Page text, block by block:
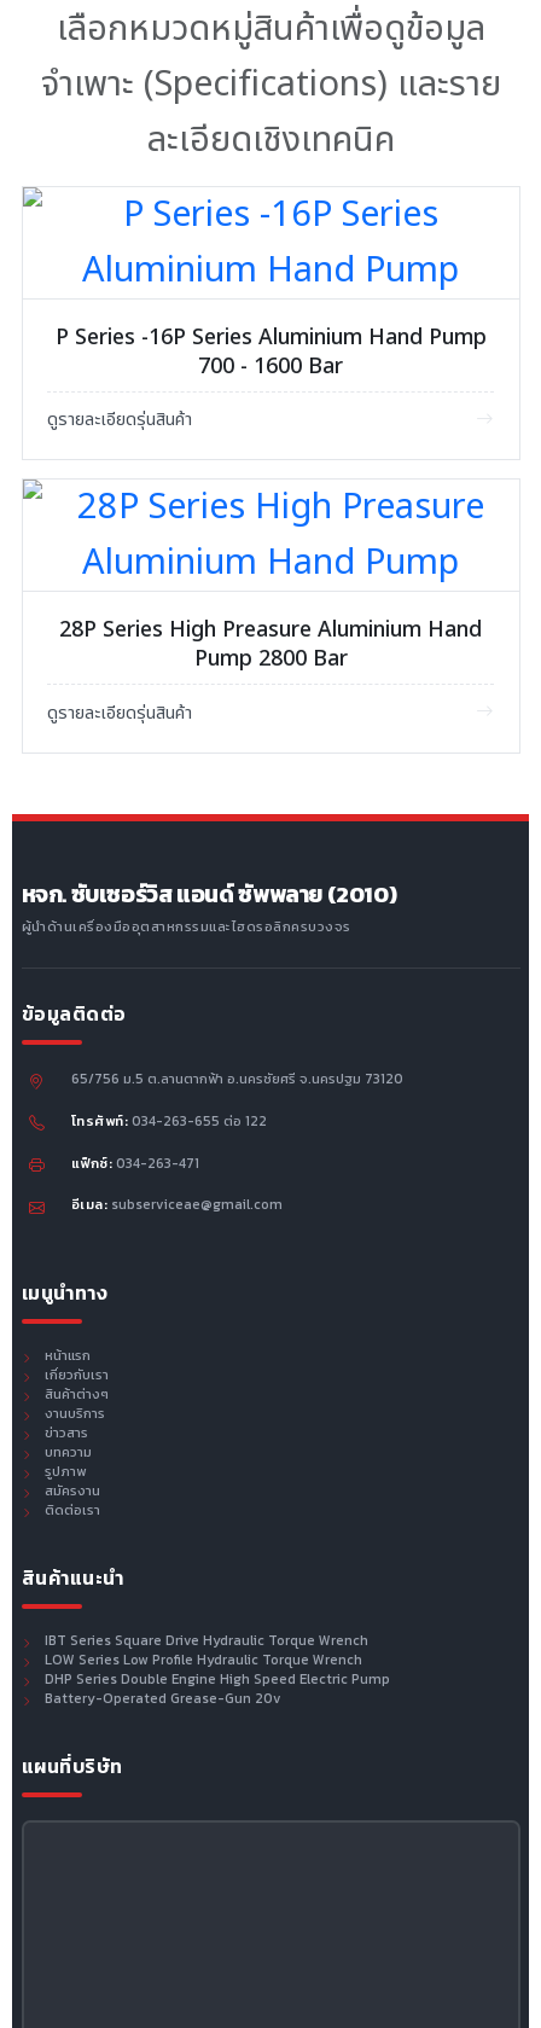
เลือกหมวดหมู่สินค้าเพื่อดูข้อมูล
จำเพาะ (Specifications) และราย
ละเอียดเชิงเทคนิค
P Series -16P Series Aluminium Hand Pump
700 - 1600 Bar
ดูรายละเอียดรุ่นสินค้า
28P Series High Preasure Aluminium Hand
Pump 2800 Bar
ดูรายละเอียดรุ่นสินค้า
หจก. ซับเซอร์วิส แอนด์ ซัพพลาย (2010)
ผู้นำด้านเครื่องมืออุตสาหกรรมและไฮดรอลิกครบวงจร
ข้อมูลติดต่อ
65/756 ม.5 ต.ลานตากฟ้า อ.นครชัยศรี จ.นครปฐม 73120
โทรศัพท์: 034-263-655 ต่อ 122
แฟ็กซ์: 034-263-471
อีเมล: subserviceae@gmail.com
เมนูนำทาง
หน้าแรก
เกี่ยวกับเรา
สินค้าต่างๆ
งานบริการ
ข่าวสาร
บทความ
รูปภาพ
สมัครงาน
ติดต่อเรา
สินค้าแนะนำ
IBT Series Square Drive Hydraulic Torque Wrench
LOW Series Low Profile Hydraulic Torque Wrench
DHP Series Double Engine High Speed Electric Pump
Battery-Operated Grease-Gun 20v
แผนที่บริษัท